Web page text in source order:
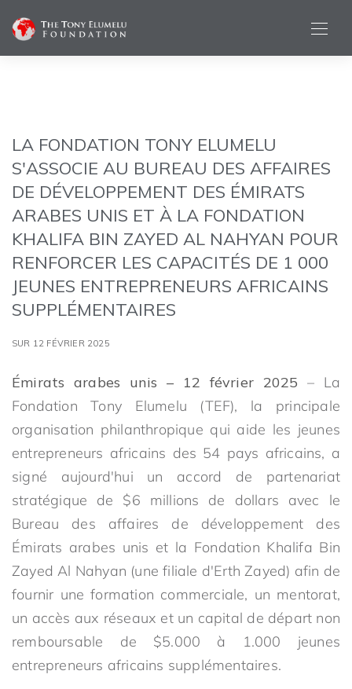
LA FONDATION TONY ELUMELU
S'ASSOCIE AU BUREAU DES AFFAIRES
DE DÉVELOPPEMENT DES ÉMIRATS
ARABES UNIS ET À LA FONDATION
KHALIFA BIN ZAYED AL NAHYAN POUR
RENFORCER LES CAPACITÉS DE 1 000
JEUNES ENTREPRENEURS AFRICAINS
SUPPLÉMENTAIRES
SUR 12 FÉVRIER 2025
Émirats arabes unis – 12 février 2025 – La
Fondation Tony Elumelu (TEF), la principale
organisation philanthropique qui aide les jeunes
entrepreneurs africains des 54 pays africains, a
signé aujourd'hui un accord de partenariat
stratégique de $6 millions de dollars avec le
Bureau des affaires de développement des
Émirats arabes unis et la Fondation Khalifa Bin
Zayed Al Nahyan (une filiale d'Erth Zayed) afin de
fournir une formation commerciale, un mentorat,
un accès aux réseaux et un capital de départ non
remboursable de $5.000 à 1.000 jeunes
entrepreneurs africains supplémentaires.